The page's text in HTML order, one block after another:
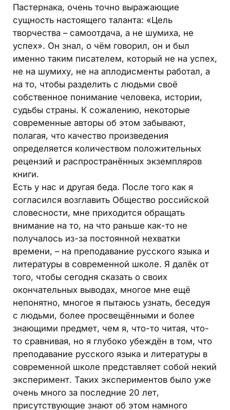
Пастернака, очень точно выражающие
сущность настоящего таланта: «Цель
творчества – самоотдача, а не шумиха, не
успех». Он знал, о чём говорил, он и был
именно таким писателем, который не на успех,
не на шумиху, не на аплодисменты работал, а
на то, чтобы разделить с людьми своё
собственное понимание человека, истории,
судьбы страны. К сожалению, некоторые
современные авторы об этом забывают,
полагая, что качество произведения
определяется количеством положительных
рецензий и распространённых экземпляров
книги.
Есть у нас и другая беда. После того как я
согласился возглавить Общество российской
словесности, мне приходится обращать
внимание на то, на что раньше как-то не
получалось из-за постоянной нехватки
времени, – на преподавание русского языка и
литературы в современной школе. Я далёк от
того, чтобы сегодня сказать о своих
окончательных выводах, многое мне ещё
непонятно, многое я пытаюсь узнать, беседуя
с людьми, более просвещёнными и более
знающими предмет, чем я, что-то читая, что-
то сравнивая, но я глубоко убеждён в том, что
преподавание русского языка и литературы в
современной школе представляет собой некий
эксперимент. Таких экспериментов было уже
очень много за последние 20 лет,
присутствующие знают об этом намного